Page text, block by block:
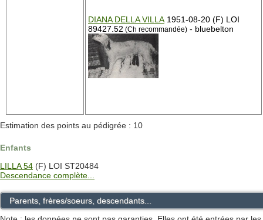
DIANA DELLA VILLA 1951-08-20 (F) LOI
89427.52 (Ch recommandée) - bluebelton
Estimation des points au pédigrée : 10
Enfants
LILLA 54 (F) LOI ST20484
Descendance complète...
Parents, frères/soeurs, descendants...